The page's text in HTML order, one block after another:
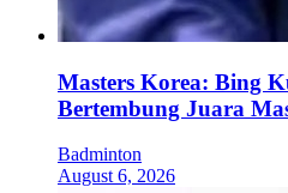
Masters Korea: Bing
Bertembung Juara
Badminton
August 6, 2026